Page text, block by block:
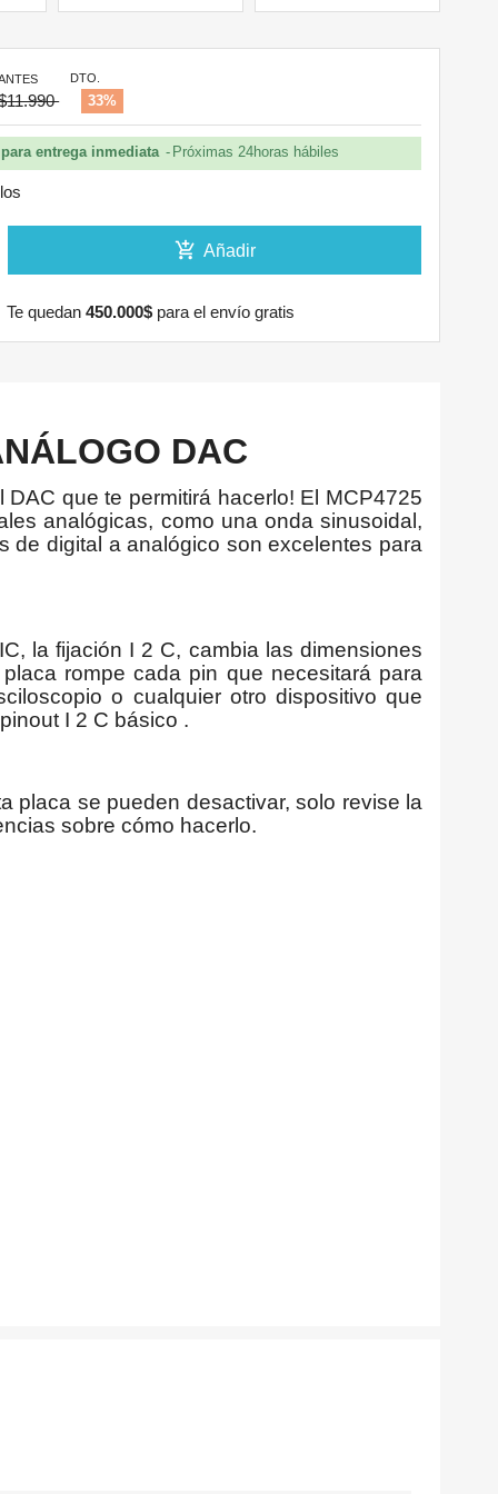
DTO.
33%
entrega inmediata Próximas 24horas hábiles
add_shopping_cart Añadir
Te quedan450.000$ para el envío gratis
DAC
que te permitirá hacerlo! El MCP4725
analógicas, como una onda sinusoidal,
de digital a analógico son excelentes para
la fijación I 2 C, cambia las dimensiones
rompe cada pin que necesitará para
o cualquier otro dispositivo que
I 2 C básico .
placa se pueden desactivar, solo revise la
sobre cómo hacerlo.